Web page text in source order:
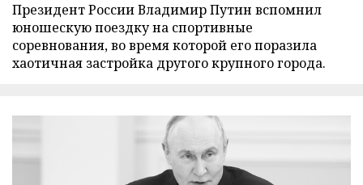
Президент России Владимир Путин вспомнил
юношескую поездку на спортивные
соревнования, во время которой его поразила
хаотичная застройка другого крупного города.